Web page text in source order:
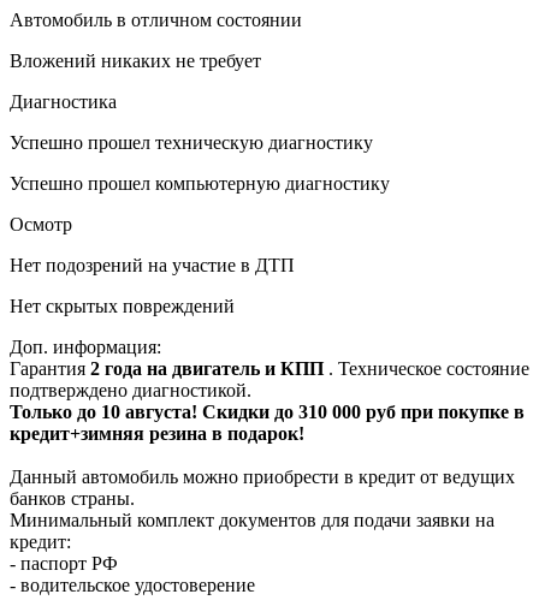
Автомобиль в отличном состоянии
Вложений никаких не требует
Диагностика
Успешно прошел техническую диагностику
Успешно прошел компьютерную диагностику
Осмотр
Нет подозрений на участие в ДТП
Нет скрытых повреждений
Доп. информация:
Гарантия 2 года на двигатель и КПП . Техническое состояние
подтверждено диагностикой.
Только до 10 августа! Скидки до 310 000 руб при покупке в
кредит+зимняя резина в подарок!
Данный автомобиль можно приобрести в кредит от ведущих
банков страны.
Минимальный комплект документов для подачи заявки на
кредит:
- паспорт РФ
- водительское удостоверение